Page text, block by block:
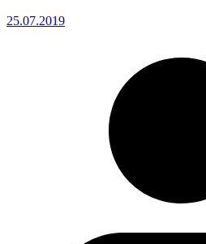
25.07.2019